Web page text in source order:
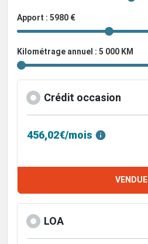
Apport : 5980 €
Kilométrage annuel : 5 000 KM
Crédit occasion
456,02€/mois
VENDUE
LOA